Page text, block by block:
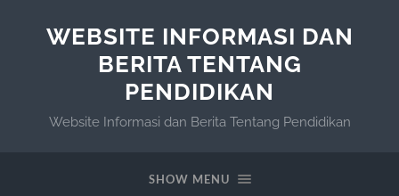
WEBSITE INFORMASI DAN
BERITA TENTANG
PENDIDIKAN
Website Informasi dan Berita Tentang Pendidikan
SHOW MENU